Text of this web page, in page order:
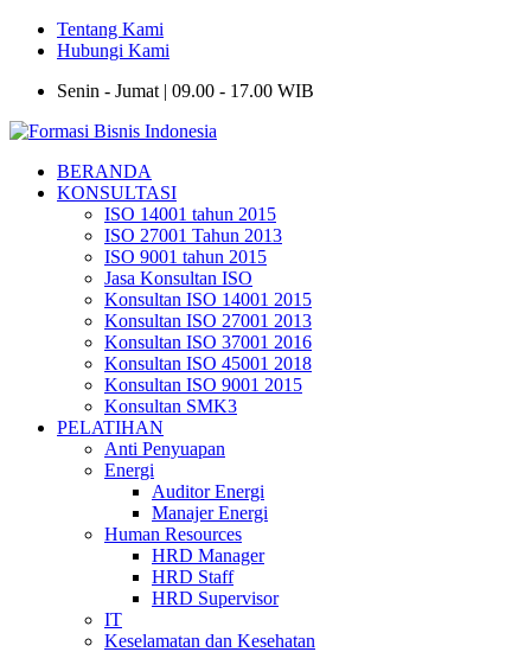
Tentang Kami
Hubungi Kami
Senin - Jumat | 09.00 - 17.00 WIB
BERANDA
KONSULTASI
ISO 14001 tahun 2015
ISO 27001 Tahun 2013
ISO 9001 tahun 2015
Jasa Konsultan ISO
Konsultan ISO 14001 2015
Konsultan ISO 27001 2013
Konsultan ISO 37001 2016
Konsultan ISO 45001 2018
Konsultan ISO 9001 2015
Konsultan SMK3
PELATIHAN
Anti Penyuapan
Energi
Auditor Energi
Manajer Energi
Human Resources
HRD Manager
HRD Staff
HRD Supervisor
IT
Keselamatan dan Kesehatan